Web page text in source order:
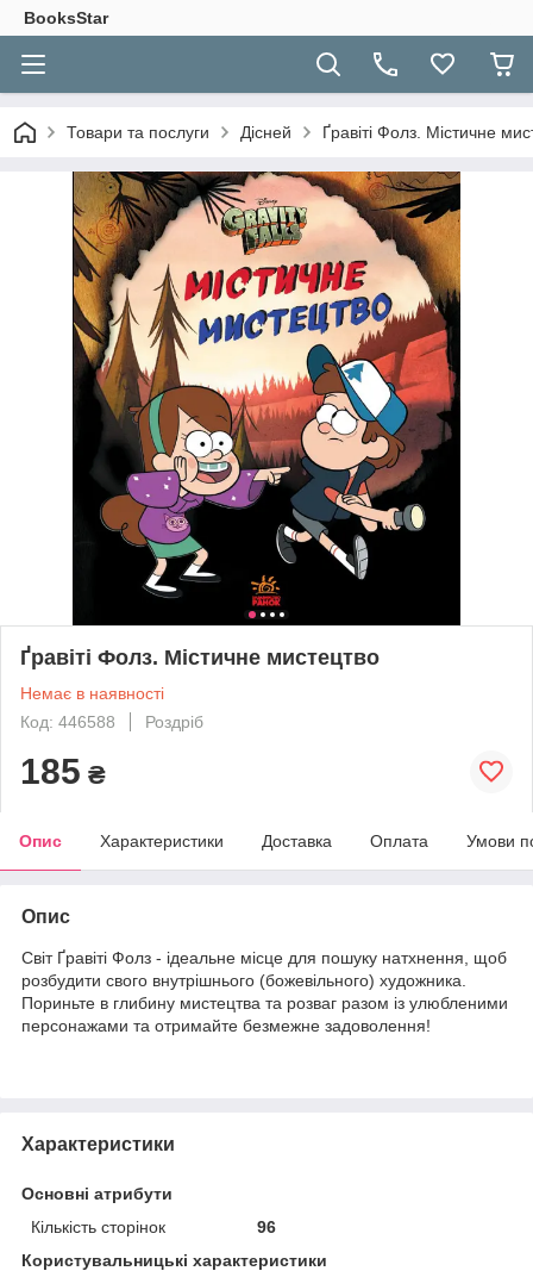
BooksStar
Товари та послуги Дісней Ґравіті Фолз. Містичне
Ґравіті Фолз. Містичне мистецтво
Немає в наявності
Код: 446588
Роздріб
185 ₴
Опис Характеристики Доставка Оплата Умови
Опис
Світ Ґравіті Фолз - ідеальне місце для пошуку натхнення, щоб
розбудити свого внутрішнього (божевільного) художника.
Пориньте в глибину мистецтва та розваг разом із улюбленими
персонажами та отримайте безмежне задоволення!
Характеристики
Основні атрибути
Кількість сторінок
96
Користувальницькі характеристики